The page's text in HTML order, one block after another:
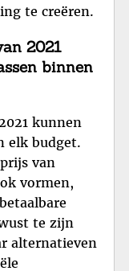
te creëren.
2021
binnen
kunnen
elk budget.
van
vormen,
te zijn
alternatieven